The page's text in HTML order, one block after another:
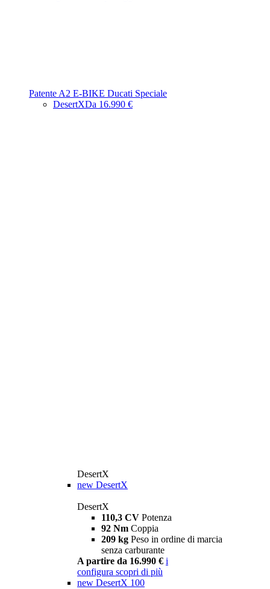
Patente A2 E-BIKE Ducati Speciale
DesertXDa 16.990 €
DesertX
new DesertX
DesertX
110,3 CV Potenza
92 Nm Coppia
209 kg Peso in ordine di marcia
senza carburante
A partire da 16.990 € i
configura scopri di più
new DesertX 100